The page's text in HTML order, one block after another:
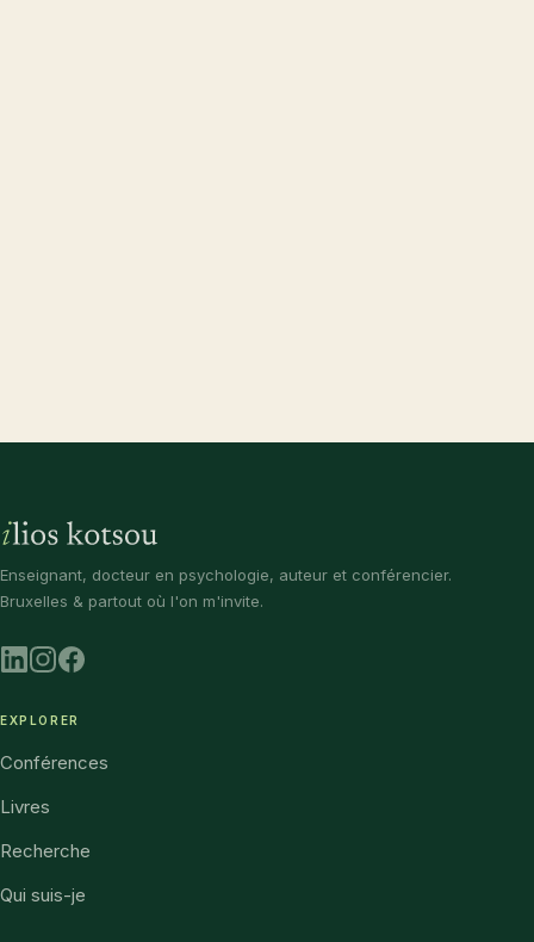
Enseignant, docteur en psychologie, auteur et conférencier.
Bruxelles & partout où l'on m'invite.
EXPLORER
Conférences
Livres
Recherche
Qui suis-je